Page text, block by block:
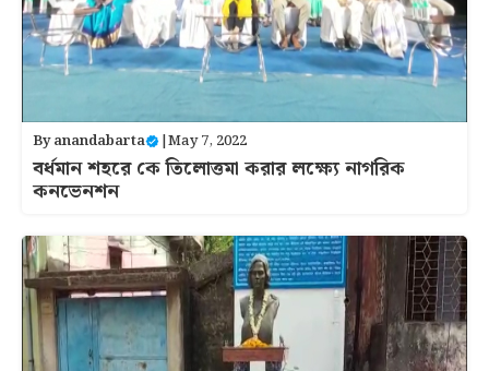
Byanandabarta |May 7, 2022
বর্ধমান শহরে কে তিলোত্তমা করার লক্ষ্যে নাগরিক
কনভেনশন